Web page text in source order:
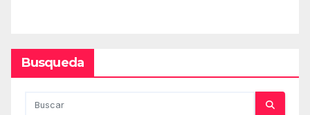
Busqueda